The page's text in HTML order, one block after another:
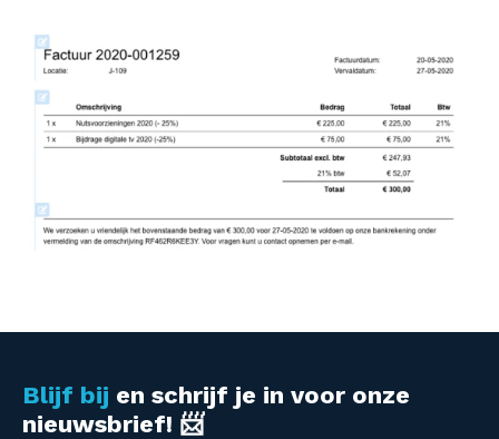
Blijf bij en schrijf je in voor onze
nieuwsbrief! 📨